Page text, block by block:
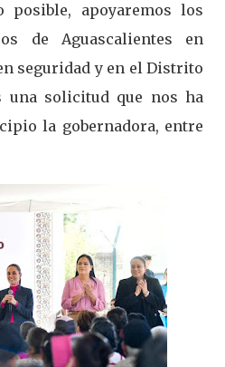
posible, apoyaremos los
de Aguascalientes en
seguridad y en el Distrito
una solicitud que nos ha
la gobernadora, entre